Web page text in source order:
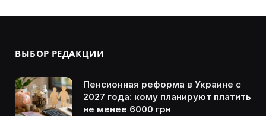
ВЫБОР РЕДАКЦИИ
Пенсионная реформа в Украине с
2027 года: кому планируют платить
не менее 6000 грн